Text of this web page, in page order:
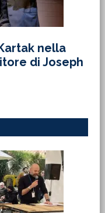
nella
di Joseph